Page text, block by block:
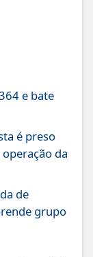
e bate
é preso
da
de
grupo